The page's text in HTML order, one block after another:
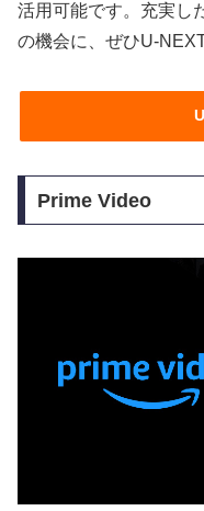
活用可能です。充実し
の機会に、ぜひU-
Prime Video